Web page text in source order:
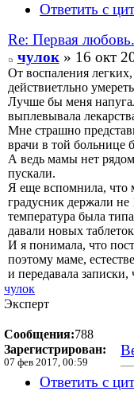
Ответить с
Re: Первая любовь.
чулок» 16 окт
От воспаления
действиетльно
Лучше бы меня
выплевывала
Мне страшно
врачи в той
А ведь мамы нет
пускали.
Я еще вспомнила,
градусник держали
температура была
давали новых таблеток
И я понимала, что
поэтому маме,
и передавала записки,
чулок
Эксперт
Сообщения:788
Зарегистрирован:
07 фев 2017, 00:59
Ответить с